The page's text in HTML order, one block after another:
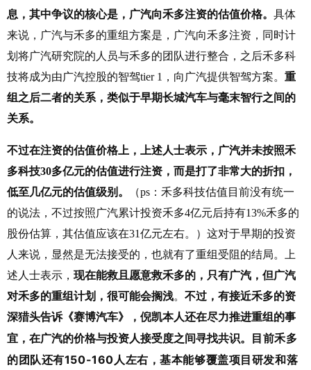
息，其中争议的核心是，广汽向禾多注资的估值价格。 具体
来说，广汽与禾多的重组方案是，广汽向禾多注资，同时计
划将广汽研究院的人员与禾多的团队进行整合，之后禾多科
技将成为由广汽控股的智驾tier 1，向广汽提供智驾方案。 重
组之后二者的关系，类似于早期长城汽车与毫末智行之间的
关系。
不过在注资的估值价格上，上述人士表示，广汽并未按照禾
多科技30多亿元的估值进行注资，而是打了非常大的折扣，
低至几亿元的估值级别。
（ps：禾多科技估值目前没有统一
的说法，不过按照广汽累计投资禾多4亿元后持有13%禾多的
股份估算，其估值应该在31亿元左右。）这对于早期的投资
人来说，显然是无法接受的，也就有了重组受阻的结局。上
述人士表示， 现在能救且愿意救禾多的，只有广汽，但广汽
对禾多的重组计划，很可能会搁浅。 不过，有接近禾多的资
深猎头告诉《赛博汽车》，倪凯本人还在尽力推进重组的事
宜，在广汽的价格与投资人接受度之间寻找共识。
目前禾多
的团队还有150-160人左右，基本能够覆盖项目研发和落